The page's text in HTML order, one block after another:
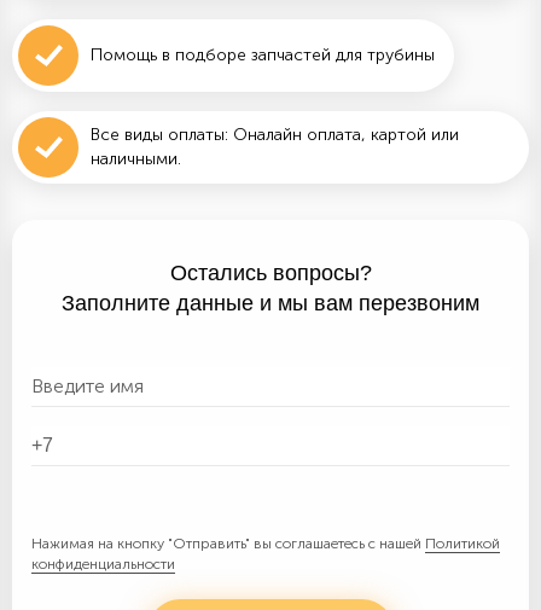
Помощь в подборе запчастей для трубины
Все виды оплаты: Оналайн оплата, картой или
наличными.
Остались вопросы?
Заполните данные и мы вам перезвоним
Нажимая на кнопку "Отправить" вы соглашаетесь с нашей Политикой
конфиденциальности